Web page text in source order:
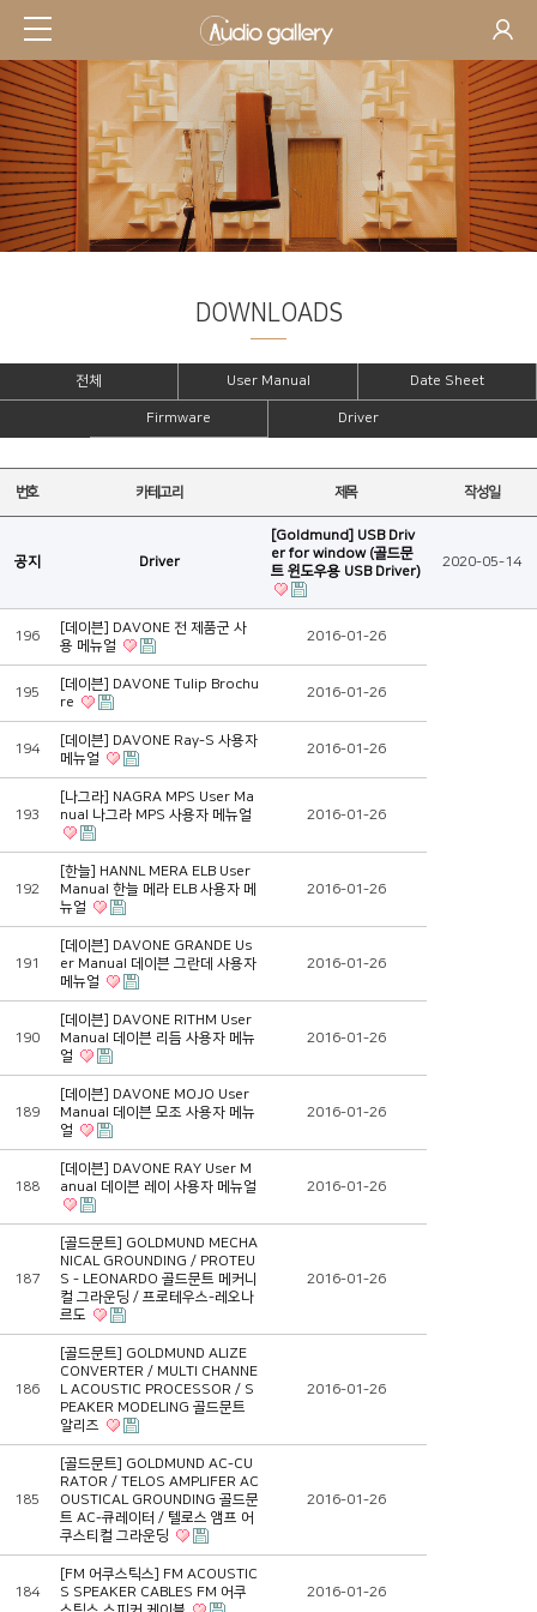
SUPPORT
DOWNLOADS
전체 User Manual Date Sheet
Firmware Driver
번호 카테고리 제목 작성일
공지 Driver
[Goldmund] USB Driv
er for window (골드문
트 윈도우용 USB Driver)
2020-05-14
196
[데이븐] DAVONE 전 제품군 사
용 메뉴얼
2016-01-26
195
[데이븐] DAVONE Tulip Brochu
re
2016-01-26
194
[데이븐] DAVONE Ray-S 사용자
메뉴얼
2016-01-26
193
[나그라] NAGRA MPS User Ma
nual 나그라 MPS 사용자 메뉴얼
2016-01-26
192
[한늘] HANNL MERA ELB User
Manual 한늘 메라 ELB 사용자 메
뉴얼
2016-01-26
191
[데이븐] DAVONE GRANDE Us
er Manual 데이븐 그란데 사용자
메뉴얼
2016-01-26
190
[데이븐] DAVONE RITHM User
Manual 데이븐 리듬 사용자 메뉴
얼
2016-01-26
189
[데이븐] DAVONE MOJO User
Manual 데이븐 모조 사용자 메뉴
얼
2016-01-26
188
[데이븐] DAVONE RAY User M
anual 데이븐 레이 사용자 메뉴얼
2016-01-26
187
[골드문트] GOLDMUND MECHA
NICAL GROUNDING / PROTEU
S - LEONARDO 골드문트 메커니
컬 그라운딩 / 프로테우스-레오나
르도
2016-01-26
186
[골드문트] GOLDMUND ALIZE
CONVERTER / MULTI CHANNE
L ACOUSTIC PROCESSOR / S
PEAKER MODELING 골드문트
알리즈
2016-01-26
185
[골드문트] GOLDMUND AC-CU
RATOR / TELOS AMPLIFER AC
OUSTICAL GROUNDING 골드문
트 AC-큐레이터 / 텔로스 앰프 어
쿠스티컬 그라운딩
2016-01-26
184
[FM 어쿠스틱스] FM ACOUSTIC
S SPEAKER CABLES FM 어쿠
2016-01-26